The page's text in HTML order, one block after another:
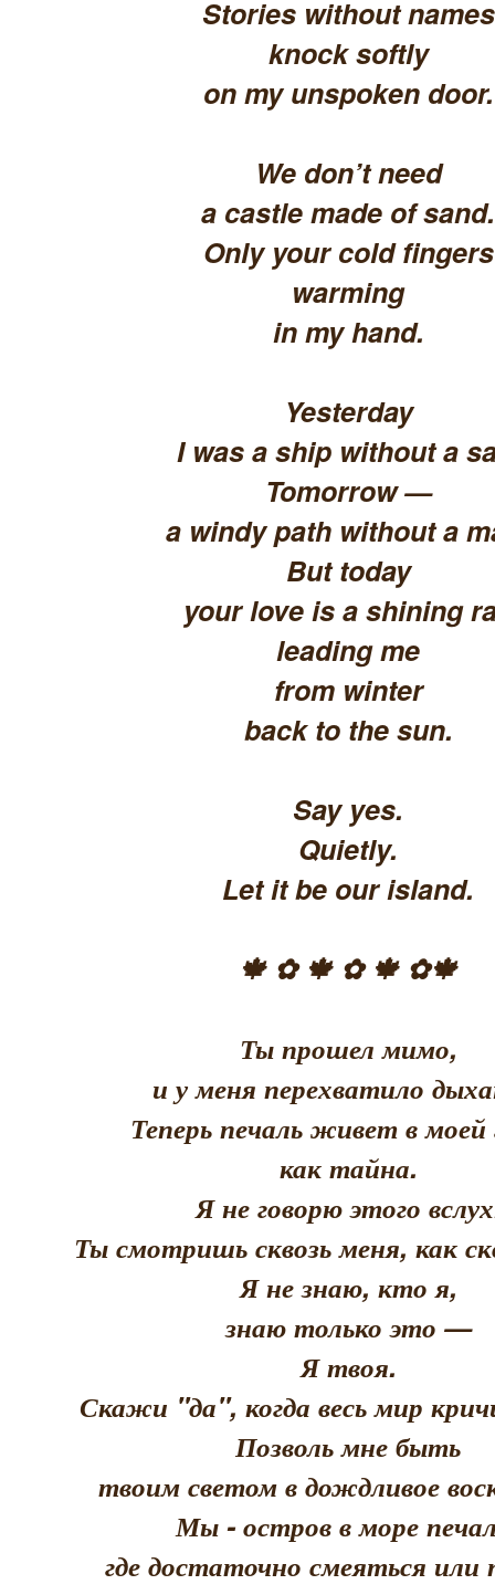
Stories without names
knock softly
on my unspoken door.
We don’t need
a castle made of sand.
Only your cold fingers
warming
in my hand.
Yesterday
I was a ship without a
Tomorrow —
a windy path without a
But today
your love is a shining
leading me
from winter
back to the sun.
Say yes.
Quietly.
Let it be our island.
🍁 ✿ 🍁 ✿ 🍁 ✿🍁
Ты прошел мимо,
и у меня перехватило
Теперь печаль живет в моей
как тайна.
Я не говорю этого
Ты смотришь сквозь меня, как
Я не знаю, кто я,
знаю только это —
Я твоя.
Скажи "да", когда весь мир
Позволь мне быть
твоим светом в дождливое
Мы - остров в море
где достаточно смеяться или